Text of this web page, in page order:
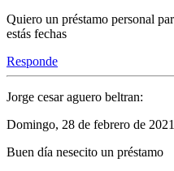
Quiero un préstamo personal
estás fechas
Responde
Jorge cesar aguero beltran:
Domingo, 28 de febrero de 2021
Buen día nesecito un préstamo